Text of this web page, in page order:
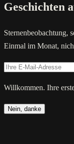
Geschichten
Sternenbeobachtung,
Einmal im Monat,
Willkommen. Ihre
Nein, danke